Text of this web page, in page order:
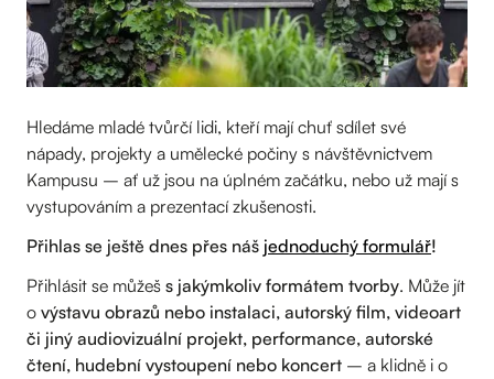
Hledáme mladé tvůrčí lidi, kteří mají chuť sdílet své
nápady, projekty a umělecké počiny s návštěvnictvem
Kampusu – ať už jsou na úplném začátku, nebo už mají s
vystupováním a prezentací zkušenosti.
Přihlas se ještě dnes přes náš jednoduchý formulář!
Přihlásit se můžeš s jakýmkoliv formátem tvorby. Může jít
o výstavu obrazů nebo instalaci, autorský film, videoart
či jiný audiovizuální projekt, performance, autorské
čtení, hudební vystoupení nebo koncert – a klidně i o